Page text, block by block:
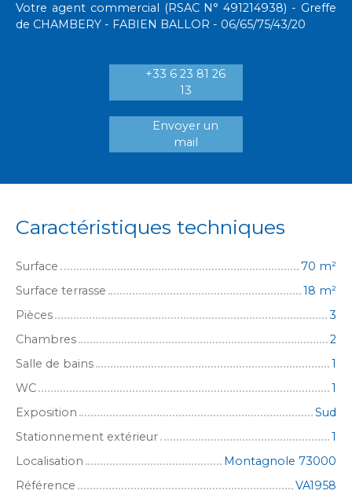
Votre agent commercial (RSAC N° 491214938) - Greffe
de CHAMBERY - FABIEN BALLOR - 06/65/75/43/20
+33 6 23 81 26
13
Envoyer un
mail
Caractéristiques techniques
Surface 70 m²
Surface terrasse
18 m²
Pièces
3
Chambres
2
Salle de bains
1
WC
1
Exposition
Sud
Stationnement extérieur
1
Localisation
Montagnole 73000
Référence
VA1958